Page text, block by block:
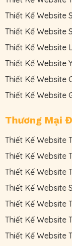
Thiết Kế Website
Thiết Kế Website
Thiết Kế Website
Thiết Kế Website
Thiết Kế Website
Thiết Kế Website
Thương Mại
Thiết Kế Website
Thiết Kế Website
Thiết Kế Website
Thiết Kế Website
Thiết Kế Website
Thiết Kế Website
Thiết Kế Website